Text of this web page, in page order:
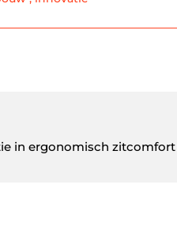
in ergonomisch zitcomfort